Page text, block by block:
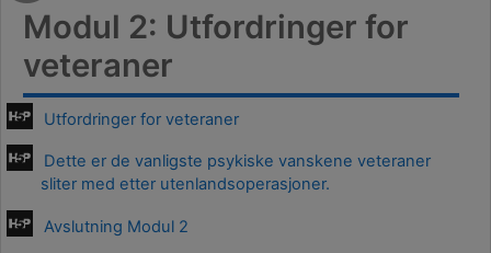
Modul 2: Utfordringer for
veteraner
Utfordringer for veteraner
Dette er de vanligste psykiske vanskene veteraner
sliter med etter utenlandsoperasjoner.
Avslutning Modul 2